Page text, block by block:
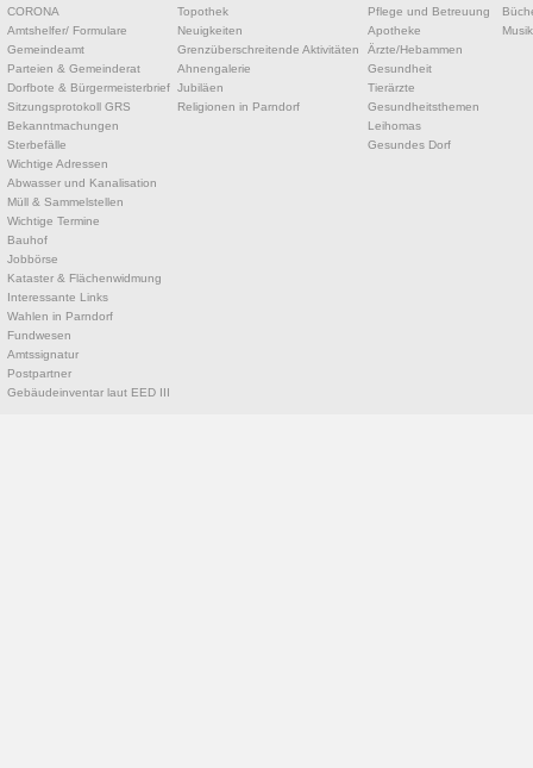
CORONA
Amtshelfer/ Formulare
Gemeindeamt
Parteien & Gemeinderat
Dorfbote & Bürgermeisterbrief
Sitzungsprotokoll GRS
Bekanntmachungen
Sterbefälle
Wichtige Adressen
Abwasser und Kanalisation
Müll & Sammelstellen
Wichtige Termine
Bauhof
Jobbörse
Kataster & Flächenwidmung
Interessante Links
Wahlen in Parndorf
Fundwesen
Amtssignatur
Postpartner
Gebäudeinventar laut EED III
Topothek
Neuigkeiten
Grenzüberschreitende Aktivitäten
Ahnengalerie
Jubiläen
Religionen in Parndorf
Pflege und Betreuung
Apotheke
Ärzte/Hebammen
Gesundheit
Tierärzte
Gesundheitsthemen
Leihomas
Gesundes Dorf